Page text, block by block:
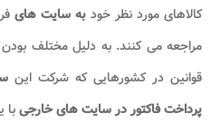
کالاهای مورد نظر خود به سایت های
مراجعه می کنند. به دلیل مختلف
قوانین در کشورهایی که شرکت این
پرداخت فاکتور در سایت های خارجی